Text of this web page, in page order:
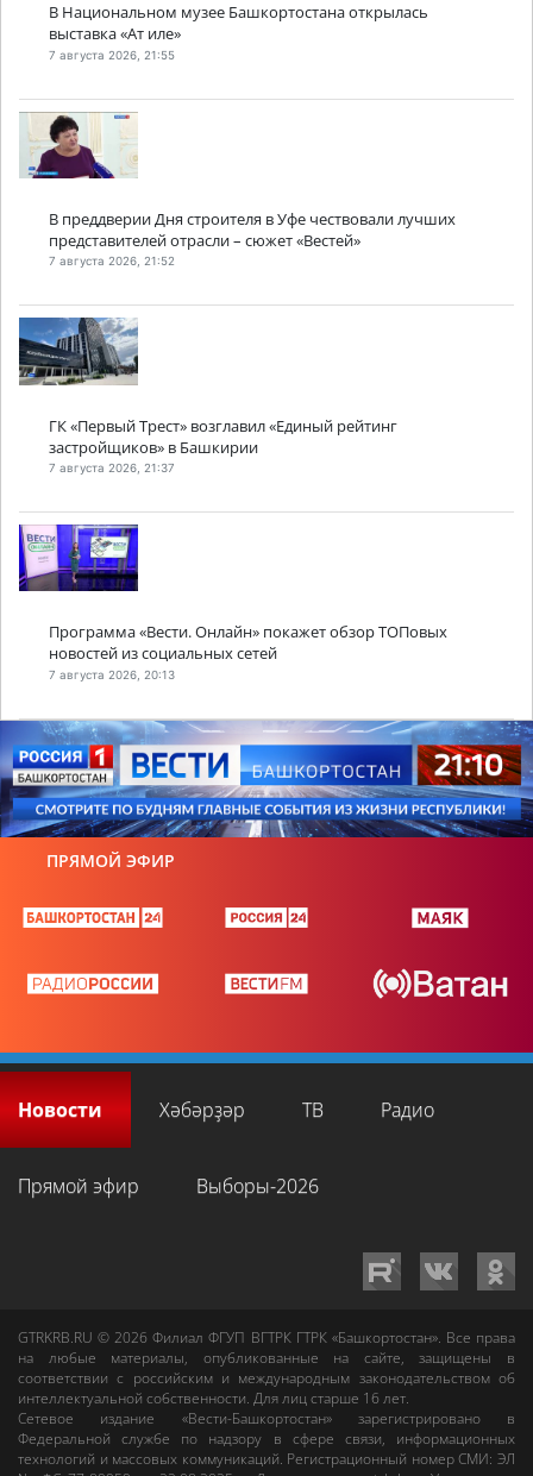
В Национальном музее Башкортостана открылась
выставка «Ат иле»
7 августа 2026, 21:55
В преддверии Дня строителя в Уфе чествовали лучших
представителей отрасли – сюжет «Вестей»
7 августа 2026, 21:52
ГК «Первый Трест» возглавил «Единый рейтинг
застройщиков» в Башкирии
7 августа 2026, 21:37
Программа «Вести. Онлайн» покажет обзор ТОПовых
новостей из социальных сетей
7 августа 2026, 20:13
ПРЯМОЙ ЭФИР
Новости Хәбәрҙәр ТВ Радио
Прямой эфир Выборы-2026
GTRKRB.RU © 2026Филиал ФГУП ВГТРК ГТРК «Башкортостан». Все права
на любые материалы, опубликованные на сайте, защищены в
соответствии с российским и международным законодательством об
интеллектуальной собственности. Для лиц старше 16 лет.
Сетевое издание «Вести-Башкортостан»зарегистрировано в
Федеральной службе по надзору в сфере связи, информационных
технологий и массовых коммуникаций. Регистрационный номер СМИ: ЭЛ